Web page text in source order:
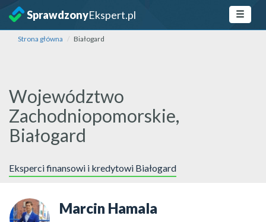
SprawdzonyEkspert.pl
Strona główna Białogard
Województwo
Zachodniopomorskie,
Białogard
Eksperci finansowi i kredytowi Białogard
Marcin Hamala